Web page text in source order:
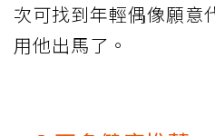
次可找到年輕偶像願意
用他出馬了。